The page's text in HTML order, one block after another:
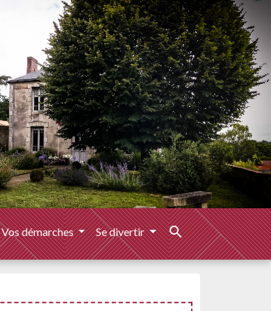
Vos démarches Se divertir search